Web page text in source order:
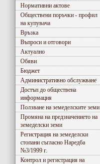
Нормативни актове
Обществени поръчки - профил
на купувача
Връзка
Въпроси и отговори
Актуално
Обяви
Бюджет
Административно обслужване
Достъп до обществена
информация
Ползване на земеделските земи
Промяна на предзначението на
земеделски земи
Регистрация на земеделски
стопани съгласно Наредба
№3/1999 г.
Контрол и регистрация на